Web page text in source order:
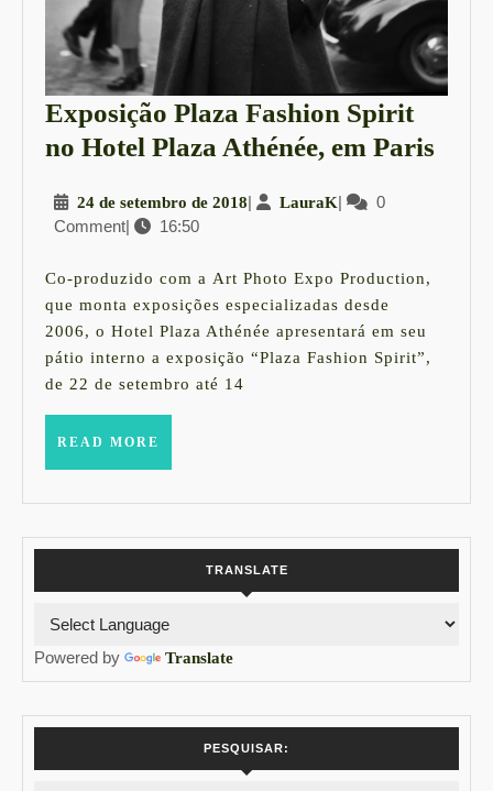
Exposição Plaza Fashion Spirit
no Hotel Plaza Athénée, em Paris
24 de setembro de 201824
de
2018
| LauraKLauraK
|
0
Comment| 16:50
Co-produzido com a Art Photo Expo Production,
que monta exposições especializadas desde
2006, o Hotel Plaza Athénée apresentará em seu
pátio interno a exposição “Plaza Fashion Spirit”,
de 22 de setembro até 14
READ MORE
TRANSLATE
Powered by Translate
PESQUISAR: